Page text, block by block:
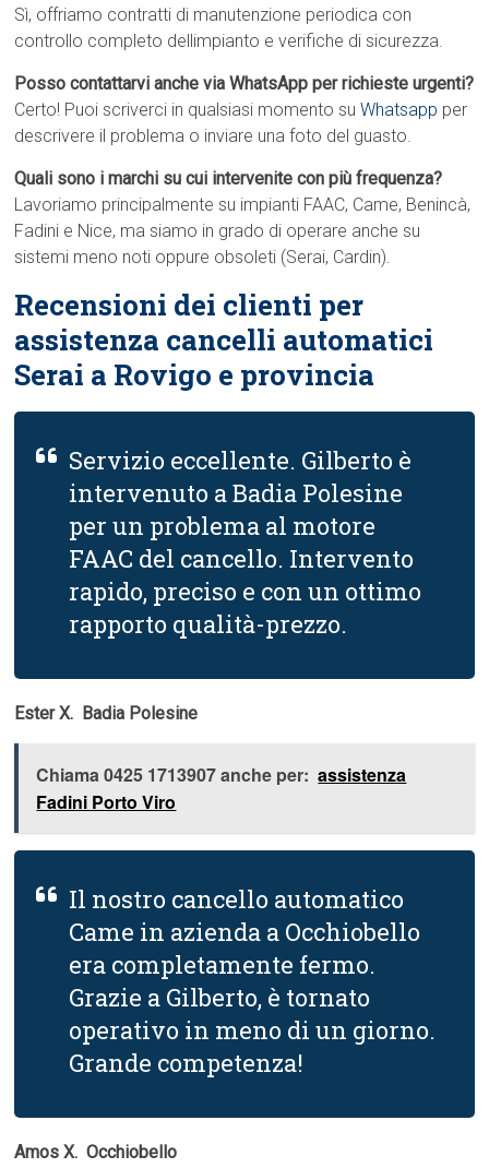
Sì, offriamo contratti di manutenzione periodica con
controllo completo dellimpianto e verifiche di sicurezza.
Posso contattarvi anche via WhatsApp per richieste urgenti?
Certo! Puoi scriverci in qualsiasi momento suWhatsapp per
descrivere il problema o inviare una foto del guasto.
Quali sono i marchi su cui intervenite con più frequenza?
Lavoriamo principalmente su impianti FAAC, Came, Benincà,
Fadini e Nice, ma siamo in grado di operare anche su
sistemi meno noti oppure obsoleti (Serai, Cardin).
Recensioni dei clienti per
assistenza cancelli automatici
Serai a Rovigo e provincia
Servizio eccellente. Gilberto è
intervenuto a Badia Polesine
per un problema al motore
FAAC del cancello. Intervento
rapido, preciso e con un ottimo
rapporto qualità-prezzo.
Ester X.  Badia Polesine
Chiama 0425 1713907 anche per: assistenza
Fadini Porto Viro
Il nostro cancello automatico
Came in azienda a Occhiobello
era completamente fermo.
Grazie a Gilberto, è tornato
operativo in meno di un giorno.
Grande competenza!
Amos X.  Occhiobello